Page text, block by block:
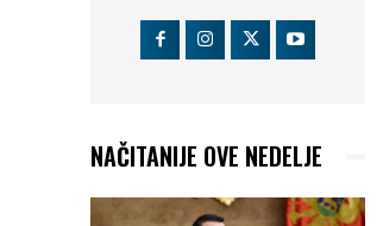
NAČITANIJE OVE NEDELJE